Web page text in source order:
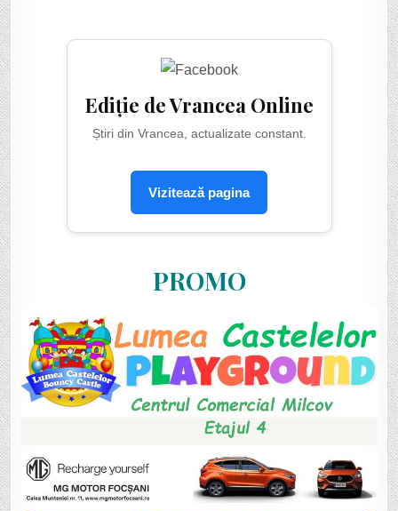
Ediție de Vrancea Online
Știri din Vrancea, actualizate constant.
Vizitează pagina
PROMO